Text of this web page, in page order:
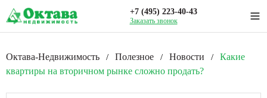
+7 (495) 223-40-43
Заказать звонок
Октава-Недвижимость / Полезное / Новости /
Какие
квартиры на вторичном рынке сложно продать?